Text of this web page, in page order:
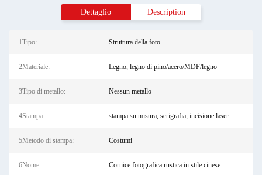
Dettaglio Description
1Tipo: Struttura della foto
2Materiale: Legno, legno di pino/acero/MDF/legno
3Tipo di metallo: Nessun metallo
4Stampa: stampa su misura, serigrafia, incisione laser
5Metodo di stampa: Costumi
6Nome: Cornice fotografica rustica in stile cinese